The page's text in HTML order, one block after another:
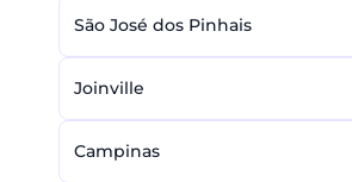
São José dos Pinhais
Joinville
Campinas